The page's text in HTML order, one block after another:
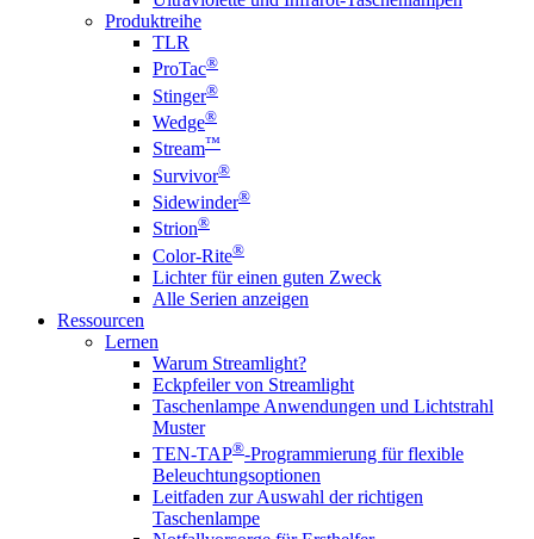
Produktreihe
TLR
ProTac®
Stinger®
Wedge®
Stream™
Survivor®
Sidewinder®
Strion®
Color-Rite®
Lichter für einen guten Zweck
Alle Serien anzeigen
Ressourcen
Lernen
Warum Streamlight?
Eckpfeiler von Streamlight
Taschenlampe Anwendungen und Lichtstrahl
Muster
TEN-TAP®-Programmierung für flexible
Beleuchtungsoptionen
Leitfaden zur Auswahl der richtigen
Taschenlampe